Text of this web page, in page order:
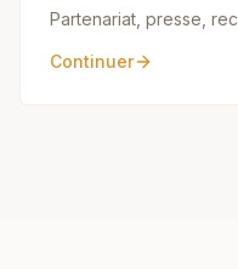
Partenariat, presse,
Continuer